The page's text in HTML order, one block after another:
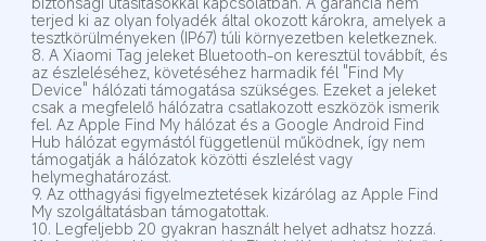
terjed ki az olyan folyadék által okozott károkra, amelyek a
tesztkörülményeken (IP67) túli környezetben keletkeznek.
8. A Xiaomi Tag jeleket Bluetooth-on keresztül továbbít, és
az észleléséhez, követéséhez harmadik fél "Find My
Device" hálózati támogatása szükséges. Ezeket a jeleket
csak a megfelelő hálózatra csatlakozott eszközök ismerik
fel. Az Apple Find My hálózat és a Google Android Find
Hub hálózat egymástól függetlenül működnek, így nem
támogatják a hálózatok közötti észlelést vagy
helymeghatározást.
9. Az otthagyási figyelmeztetések kizárólag az Apple Find
My szolgáltatásban támogatottak.
10. Legfeljebb 20 gyakran használt helyet adhatsz hozzá.